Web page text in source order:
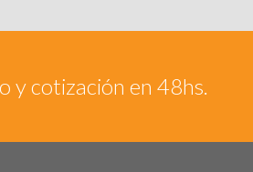
y cotización en 48hs.